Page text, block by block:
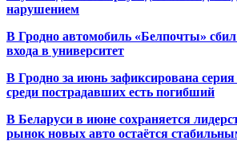
нарушением
В Гродно автомобиль «Белпочты» сбил
входа в университет
В Гродно за июнь зафиксирована
среди пострадавших есть погибший
В Беларуси в июне сохраняется
рынок новых авто остаётся